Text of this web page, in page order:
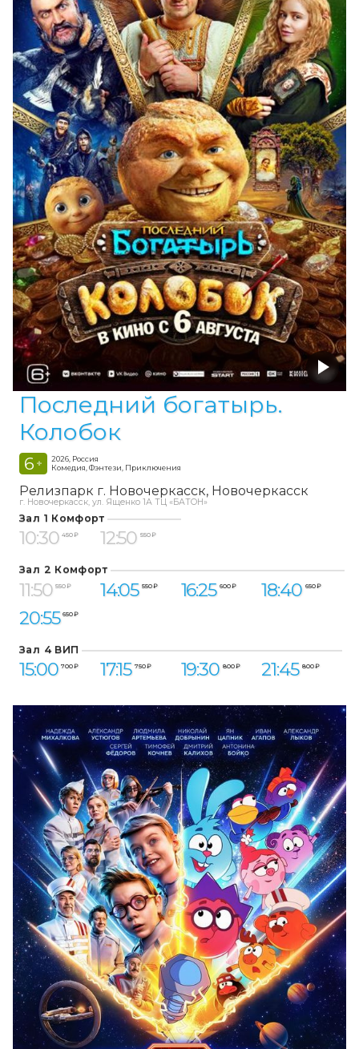
Последний богатырь.
Колобок
6 +
2026, Россия
Комедия, Фэнтези, Приключения
Релизпарк г. Новочеркасск Новочеркасск
г. Новочеркасск, ул. Ященко 1А ТЦ «БАТОН»
Зал 1 Комфорт
10:30 450 ₽ 12:50 550 ₽
Зал 2 Комфорт
11:50 550 ₽ 14:05 550 ₽ 16:25 600 ₽ 18:40 650 ₽
20:55 650 ₽
Зал 4 ВИП
15:00 700 ₽ 17:15 750 ₽ 19:30 800 ₽ 21:45 800 ₽